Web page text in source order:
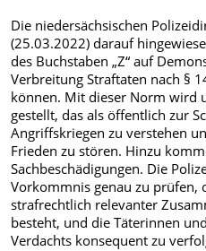
Die niedersächsischen
(25.03.2022) darauf
des Buchstaben „Z“ auf
Verbreitung Straftaten nach §
können. Mit dieser Norm wird
gestellt, das als öffentlich zur
Angriffskriegen zu verstehen
Frieden zu stören. Hinzu
Sachbeschädigungen. Die
Vorkommnis genau zu prüfen,
strafrechtlich relevanter
besteht, und die Täterinnen
Verdachts konsequent zu